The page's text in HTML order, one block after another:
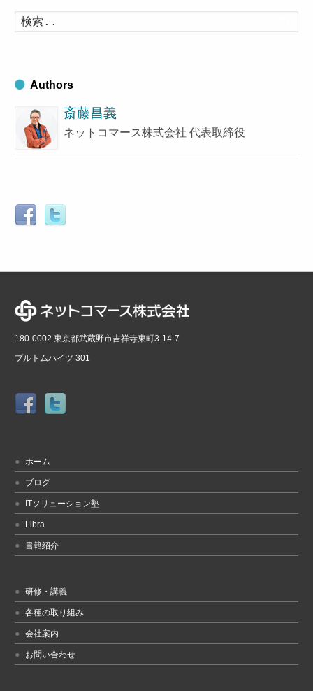
イ
ブ
索
Authors
斎藤昌義
ネットコマース株式会社 代表取締役
180-0002 東京都武蔵野市吉祥寺東町3-14-7
プルトムハイツ 301
ホーム
ブログ
ITソリューション塾
Libra
書籍紹介
研修・講義
各種の取り組み
会社案内
お問い合わせ